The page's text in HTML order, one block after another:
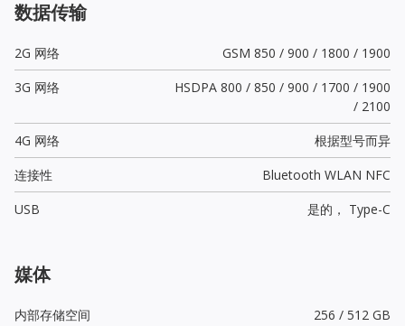
数据传输
2G 网络
GSM 850 / 900 / 1800 / 1900
3G 网络
HSDPA 800 / 850 / 900 / 1700 / 1900
/ 2100
4G 网络
根据型号而异
连接性
Bluetooth WLAN NFC
USB
是的， Type-C
媒体
内部存储空间
256 / 512 GB